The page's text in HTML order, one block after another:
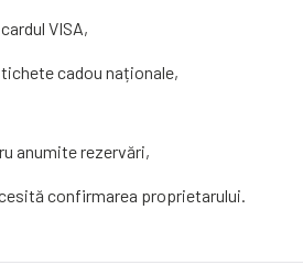
VISA,
cadou naționale,
anumite rezervări,
confirmarea proprietarului.